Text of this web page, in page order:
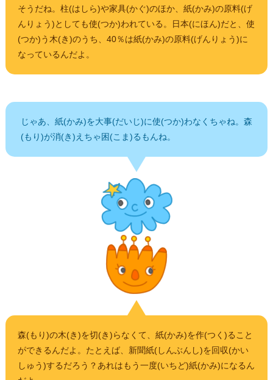
そうだね。柱(はしら)や家具(かぐ)のほか、紙(かみ)の原料(げ
んりょう)としても使(つか)われている。日本(にほん)だと、使
(つか)う木(き)のうち、40％は紙(かみ)の原料(げんりょう)に
なっているんだよ。
じゃあ、紙(かみ)を大事(だいじ)に使(つか)わなくちゃね。森
(もり)が消(き)えちゃ困(こま)るもんね。
森(もり)の木(き)を切(き)らなくて、紙(かみ)を作(つく)ること
ができるんだよ。たとえば、新聞紙(しんぶんし)を回収(かい
しゅう)するだろう？あれはもう一度(いちど)紙(かみ)になるん